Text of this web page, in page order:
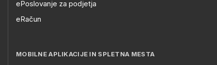
ePoslovanje za podjetja
eRačun
MOBILNE APLIKACIJE IN SPLETNA MESTA